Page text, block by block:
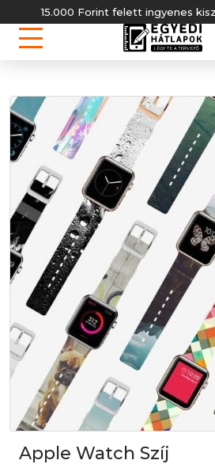
15.000 Forint felett ingyenes kiszállítás!
Apple Watch Szíj